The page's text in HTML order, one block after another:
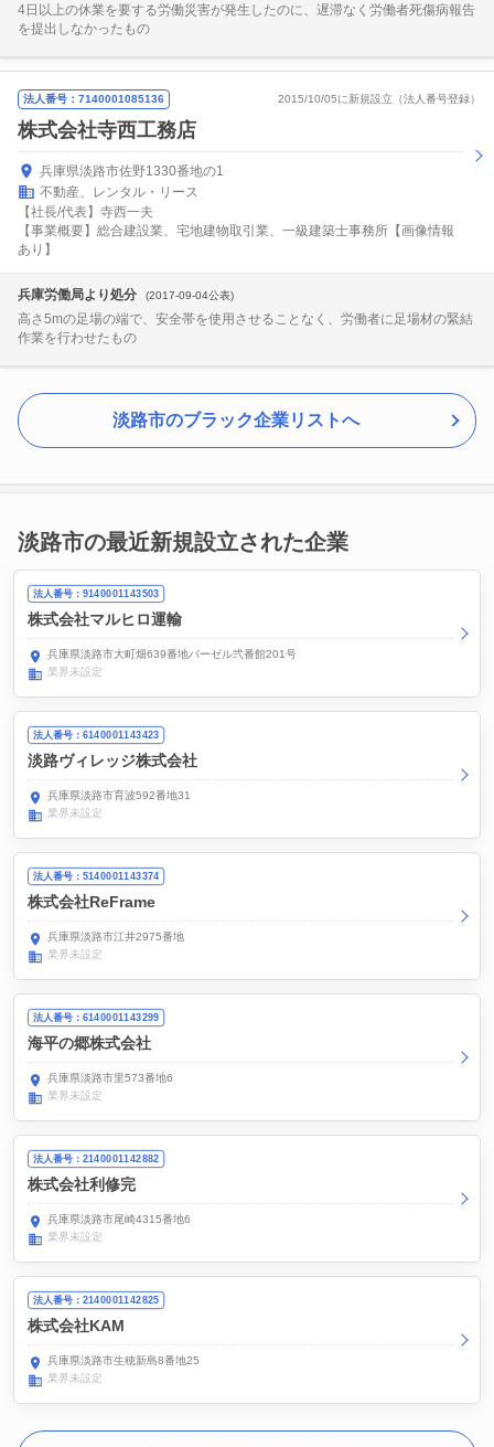
4日以上の休業を要する労働災害が発生したのに、遅滞なく労働者死傷病報告
を提出しなかったもの
法人番号：7140001085136 2015/10/05に新規設立（法人番号登録）
株式会社寺西工務店
兵庫県淡路市佐野1330番地の1
不動産、レンタル・リース
【社長/代表】寺西一夫
【事業概要】総合建設業、宅地建物取引業、一級建築士事務所【画像情報
あり】
兵庫労働局より処分 (2017-09-04公表)
高さ5mの足場の端で、安全帯を使用させることなく、労働者に足場材の緊結
作業を行わせたもの
淡路市のブラック企業リストへ
淡路市の最近新規設立された企業
法人番号：9140001143503
株式会社マルヒロ運輸
兵庫県淡路市大町畑639番地バーゼル弐番館201号
業界未設定
法人番号：6140001143423
淡路ヴィレッジ株式会社
兵庫県淡路市育波592番地31
業界未設定
法人番号：5140001143374
株式会社ReFrame
兵庫県淡路市江井2975番地
業界未設定
法人番号：6140001143299
海平の郷株式会社
兵庫県淡路市里573番地6
業界未設定
法人番号：2140001142882
株式会社利修完
兵庫県淡路市尾崎4315番地6
業界未設定
法人番号：2140001142825
株式会社KAM
兵庫県淡路市生穂新島8番地25
業界未設定